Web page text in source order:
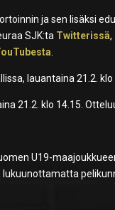
ja sen lisäksi
SJK:ta Twitterissä,
.
lauantaina 21.2. klo
21.2. klo 14.15.
U19-
lukuunottamatta